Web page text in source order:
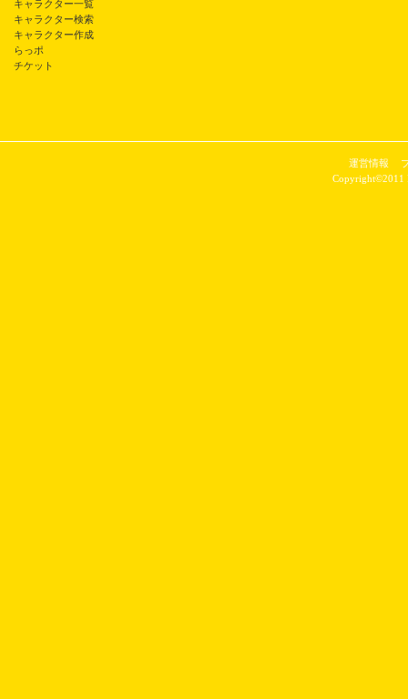
キャラクター一覧
キャラクター検索
キャラクター作成
らっポ
チケット
運営情報
Copyright©2011